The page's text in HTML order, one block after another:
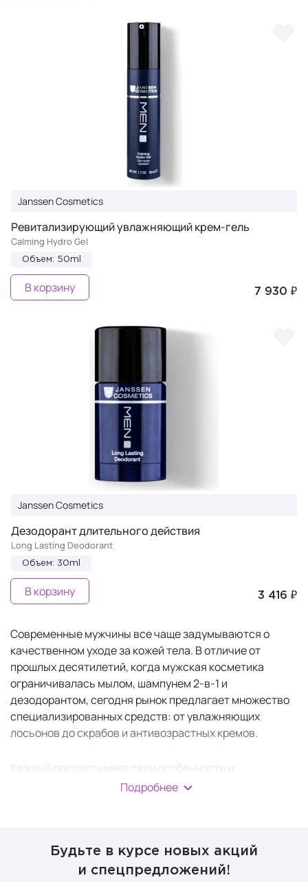
Janssen Cosmetics
Ревитализирующий увлажняющий крем-гель
Calming Hydro Gel
Объем: 50ml
7 930 ₽
В корзину
Janssen Cosmetics
Дезодорант длительного действия
Long Lasting Deodorant
Объем: 30ml
3 416 ₽
В корзину
Современные мужчины все чаще задумываются о
качественном уходе за кожей тела. В отличие от
прошлых десятилетий, когда мужская косметика
ограничивалась мылом, шампунем 2-в-1 и
дезодорантом, сегодня рынок предлагает множество
специализированных средств: от увлажняющих
лосьонов до скрабов и антивозрастных кремов.
Каждый продукт имеет свои особенности и
предназначен для решения конкретных задач.
Основные этапы ухода за
Подробнее
Будьте в курсе новых акций
и спецпредложений!